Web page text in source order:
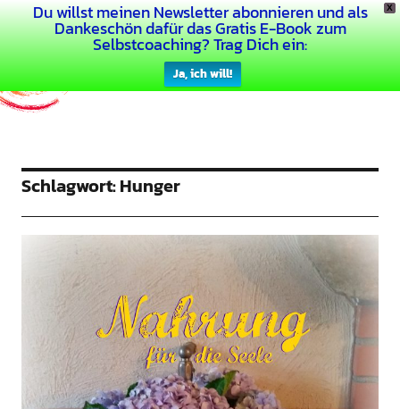
X
Du willst meinen Newsletter abonnieren und als
Dankeschön dafür das Gratis E-Book zum
Selbstcoaching? Trag Dich ein:
Ja, ich will!
Dein Buntes Leben
Schlagwort:Hunger